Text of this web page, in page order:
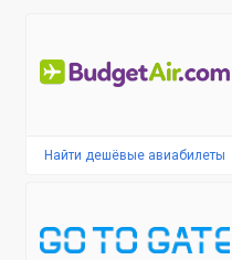
Найти дешёвые авиабилеты